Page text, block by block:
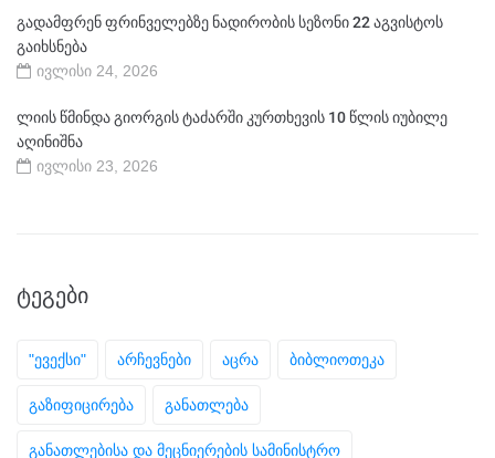
გადამფრენ ფრინველებზე ნადირობის სეზონი 22 აგვისტოს
გაიხსნება
ივლისი 24, 2026
ლიის წმინდა გიორგის ტაძარში კურთხევის 10 წლის იუბილე
აღინიშნა
ივლისი 23, 2026
ᲢᲔᲒᲔᲑᲘ
"ევექსი" არჩევნები აცრა ბიბლიოთეკა
გაზიფიცირება განათლება
განათლებისა და მეცნიერების სამინისტრო